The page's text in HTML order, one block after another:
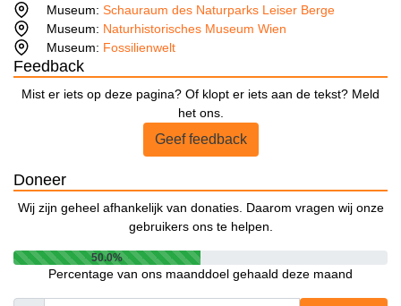
Museum:Schauraum des Naturparks Leiser Berge
Museum: Naturhistorisches Museum Wien
Museum: Fossilienwelt
Feedback
Mist er iets op deze pagina? Of klopt er iets aan de tekst? Meld
het ons.
Geef feedback
Doneer
Wij zijn geheel afhankelijk van donaties. Daarom vragen wij onze
gebruikers ons te helpen.
50.0%
Percentage van ons maanddoel gehaald deze maand